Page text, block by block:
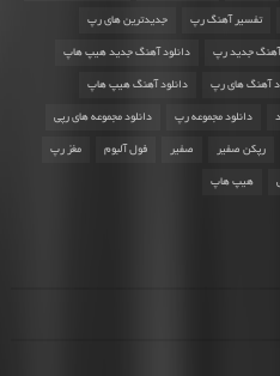
تفسیر آهنگ رپ جدیدترین های رپ
آهنگ جدید رپ دانلود آهنگ جدید هیپ هاپ
آهنگ های رپ دانلود آهنگ هیپ هاپ
دانلود مجموعه رپ دانلود مجموعه های رپی
رپکن صفیر صفیر فول آلبوم مغز رپ
هیپ هاپ